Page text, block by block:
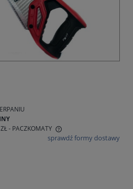
- PACZKOMATY
KOSZTÓW PŁATNOŚCI
sprawdź formy dostawy